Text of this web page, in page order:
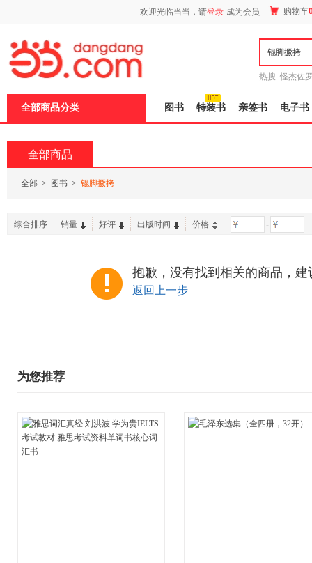
欢迎光临当当，请登录 成为会员 购物车
热搜: 怪杰佐
全部商品分类 图书 特装书 亲签书 电子书
全部商品
全部 > 图书 > 锟脚撅拷
综合排序 销量 好评 出版时间 价格 -
抱歉，没有找到相关的商品，
返回上一步
为您推荐
页
加